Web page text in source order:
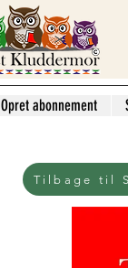
Opret abonnement
Tilbage til